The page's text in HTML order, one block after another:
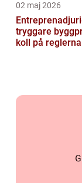
02 maj 2026
tryggare
koll på reglerna